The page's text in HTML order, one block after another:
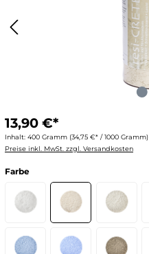
13,90 €*
Inhalt: 400 Gramm (34,75 €* / 1000 Gramm)
Preise inkl. MwSt. zzgl. Versandkosten
Farbe